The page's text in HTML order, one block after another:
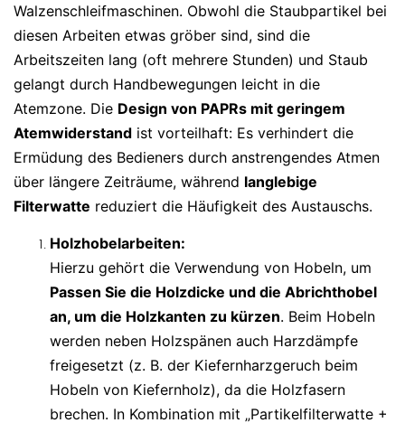
Walzenschleifmaschinen. Obwohl die Staubpartikel bei
diesen Arbeiten etwas gröber sind, sind die
Arbeitszeiten lang (oft mehrere Stunden) und Staub
gelangt durch Handbewegungen leicht in die
Atemzone. Die Design von PAPRs mit geringem
Atemwiderstand ist vorteilhaft: Es verhindert die
Ermüdung des Bedieners durch anstrengendes Atmen
über längere Zeiträume, während langlebige
Filterwatte reduziert die Häufigkeit des Austauschs.
Holzhobelarbeiten:
Hierzu gehört die Verwendung von Hobeln, um
Passen Sie die Holzdicke und die Abrichthobel
an, um die Holzkanten zu kürzen. Beim Hobeln
werden neben Holzspänen auch Harzdämpfe
freigesetzt (z. B. der Kiefernharzgeruch beim
Hobeln von Kiefernholz), da die Holzfasern
brechen. In Kombination mit „Partikelfilterwatte +